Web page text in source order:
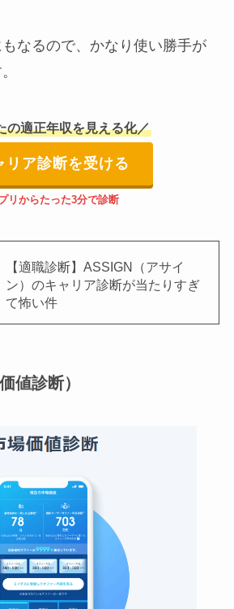
なるので、かなり使い勝手が
の適正年収を見える化／
リア診断を受ける
リからたった3分で診断
【適職診断】ASSIGN（アサイ
ン）のキャリア診断が当たりすぎ
て怖い件
値診断）